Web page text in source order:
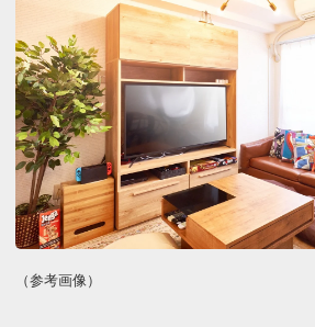
（参考画像）